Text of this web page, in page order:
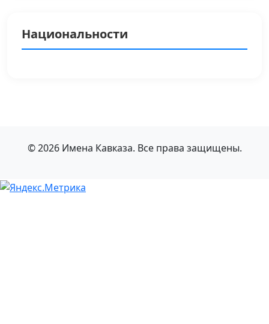
Национальности
© 2026 Имена Кавказа. Все права защищены.